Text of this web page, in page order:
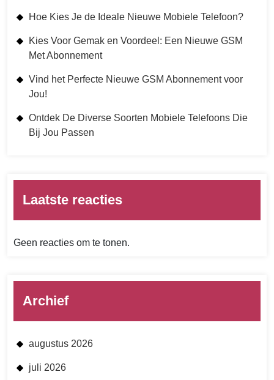
Hoe Kies Je de Ideale Nieuwe Mobiele Telefoon?
Kies Voor Gemak en Voordeel: Een Nieuwe GSM
Met Abonnement
Vind het Perfecte Nieuwe GSM Abonnement voor
Jou!
Ontdek De Diverse Soorten Mobiele Telefoons Die
Bij Jou Passen
Laatste reacties
Geen reacties om te tonen.
Archief
augustus 2026
juli 2026